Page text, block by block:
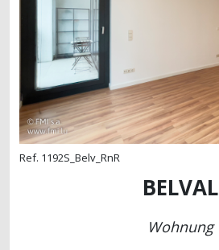
Ref. 1192S_Belv_RnR
BELVAL
Wohnung